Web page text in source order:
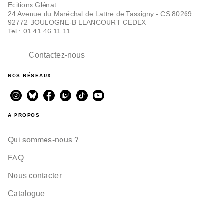
Editions Glénat
24 Avenue du Maréchal de Lattre de Tassigny - CS 80269
92772 BOULOGNE-BILLANCOURT CEDEX
Tel : 01.41.46.11.11
Contactez-nous
NOS RÉSEAUX
A PROPOS
Qui sommes-nous ?
FAQ
Nous contacter
Catalogue